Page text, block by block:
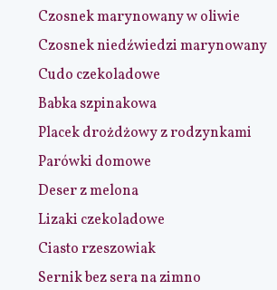
Czosnek marynowany w oliwie
Czosnek niedźwiedzi marynowany
Cudo czekoladowe
Babka szpinakowa
Placek drożdżowy z rodzynkami
Parówki domowe
Deser z melona
Lizaki czekoladowe
Ciasto rzeszowiak
Sernik bez sera na zimno